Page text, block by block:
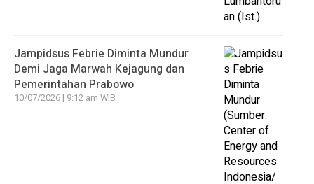
Jampidsus Febrie Diminta Mundur
Demi Jaga Marwah Kejagung dan
Pemerintahan Prabowo
10/07/2026 | 9:12 am WIB